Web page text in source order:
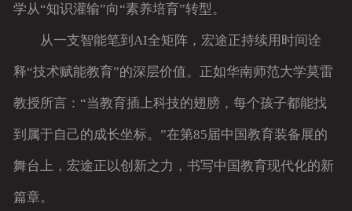
学从“知识灌输”向“素养培育”转型。
从一支智能笔到AI全矩阵，宏途正持续用时间诠
释“技术赋能教育”的深层价值。正如华南师范大学莫雷
教授所言：“当教育插上科技的翅膀，每个孩子都能找
到属于自己的成长坐标。”在第85届中国教育装备展的
舞台上，宏途正以创新之力，书写中国教育现代化的新
篇章。